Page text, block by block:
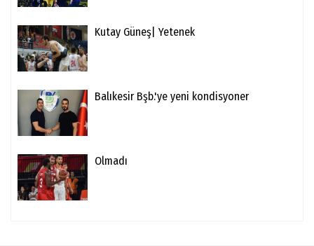
Kutay Güneş| Yetenek
Balıkesir Bşb.'ye yeni kondisyoner
Olmadı